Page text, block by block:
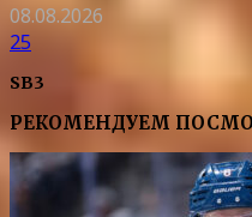
08.08.2026
25
SB3
РЕКОМЕНДУЕМ